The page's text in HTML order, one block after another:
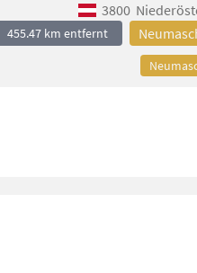
3800
455.47 km entfernt